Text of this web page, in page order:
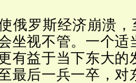
俄罗斯经济崩溃，
坐视不管。一个适
有益于当下东大的
最后一兵一卒，对